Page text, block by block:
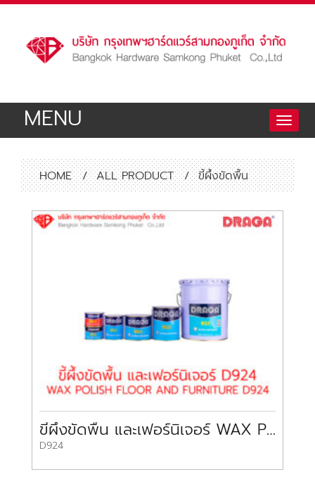
Toggle
MENU
HOME / ALL PRODUCT / ขี้ผึ้งขัดพื้น
ขี้ผึ้งขัดพื้น และเฟอร์นิเจอร์ WAX POLISH FLOOR AND FURNITURE D924
D924